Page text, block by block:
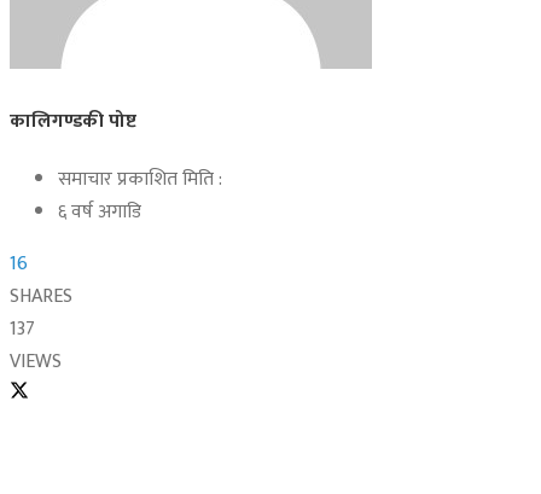
कालिगण्डकी पोष्ट
समाचार प्रकाशित मिति :
६ वर्ष अगाडि
16
SHARES
137
VIEWS